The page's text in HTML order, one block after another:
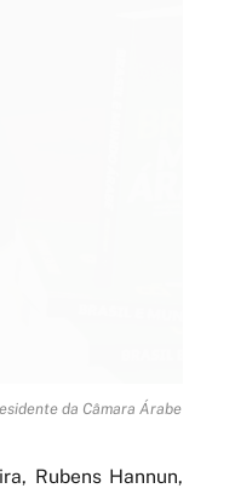
da Câmara Árabe
Rubens Hannun,